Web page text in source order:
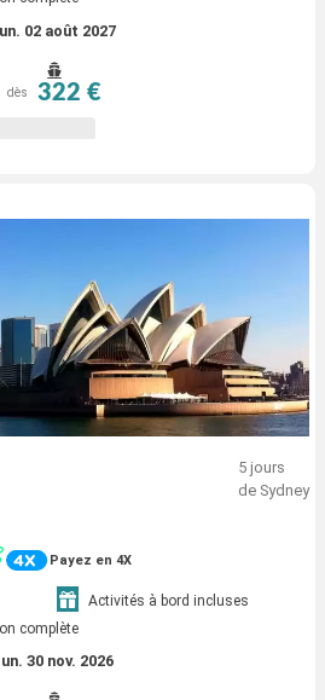
lun. 02 août 2027
dès 322 €
5 jours
de Sydney
Payez en 4X
Activités à bord incluses
complète
lun. 30 nov. 2026